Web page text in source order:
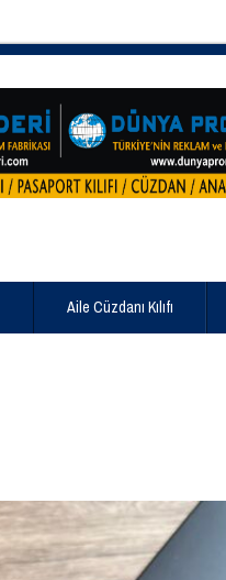
Aile Cüzdanı Kılıfı